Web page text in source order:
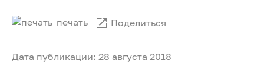
Дата публикации: 28 августа 2018
печать Поделиться